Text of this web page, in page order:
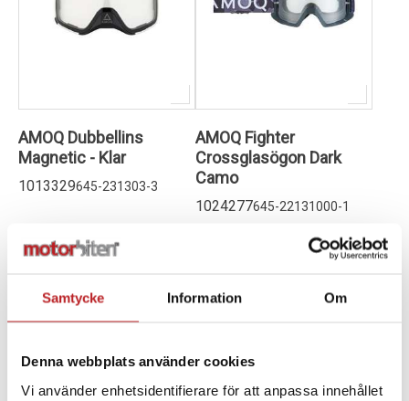
Samtycke Information Om
Denna webbplats använder cookies
Vi använder enhetsidentifierare för att anpassa innehållet
AMOQ Dubbellins
Magnetic - Klar
1013329645-231303-3
4-10 dagar
AMOQ Fighter
Crossglasögon Dark
Camo
1024277645-22131000-1
REA 40%